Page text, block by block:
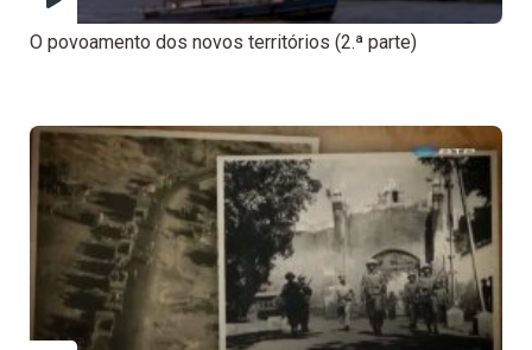
O povoamento dos novos territórios (2.ª parte)